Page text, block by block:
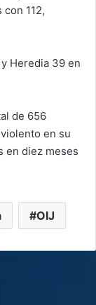
112,
Heredia 39 en
de 656
en su
en diez meses
OIJ